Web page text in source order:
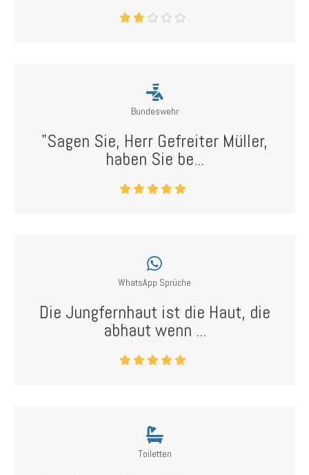
Bundeswehr
"Sagen Sie, Herr Gefreiter Müller,
haben Sie be...
WhatsApp Sprüche
Die Jungfernhaut ist die Haut, die
abhaut wenn ...
Toiletten